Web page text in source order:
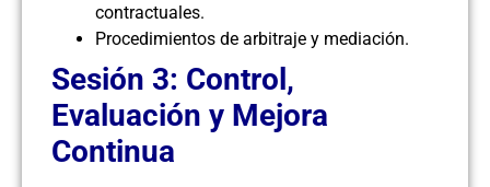
contractuales.
Procedimientos de arbitraje y mediación.
Sesión 3: Control,
Evaluación y Mejora
Continua